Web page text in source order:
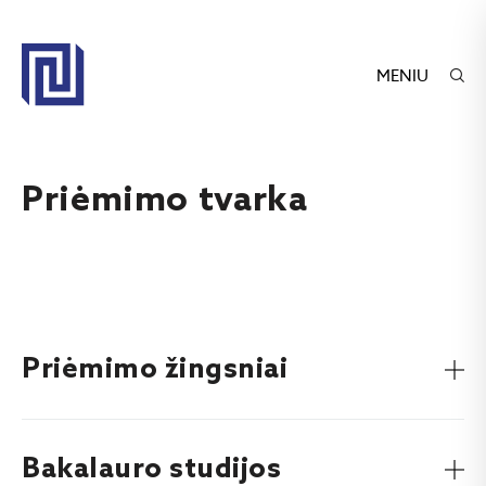
MENIU
Priėmimo tvarka
Priėmimo žingsniai
Pirmiausia svarbu laiku pateikti prašymą studijuoti.
Bakalauro studijos